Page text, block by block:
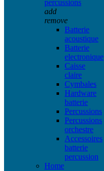
percussions
add
remove
Batterie
acoustique
Batterie
electronique
Caisse
claire
Cymbales
Hardware
batterie
Percussions
Percussions
orchestre
Accessoires
batterie
percussion
Home